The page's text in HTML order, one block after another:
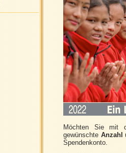
Möchten Sie mit
gewünschte Anzahl
Spendenkonto.